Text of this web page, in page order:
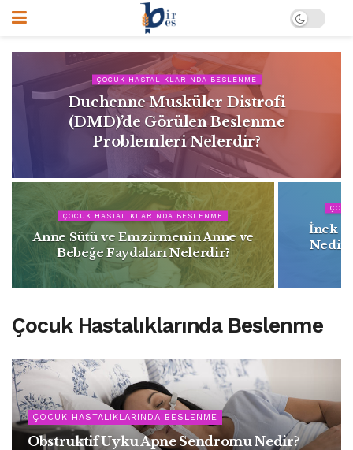
ÇOCUK HASTALIKLARINDA BESLENME
Duchenne Musküler Distrofi
(DMD)’de Görülen Beslenme
Problemleri Nelerdir?
ÇOCUK HASTALIKLARINDA BESLENME
Anne Sütü ve Emzirmenin Anne ve
Bebeğe Faydaları Nelerdir?
İnek
Çocuk Hastalıklarında Beslenme
ÇOCUK HASTALIKLARINDA BESLENME
Obstruktif Uyku Apne Sendromu Nedir?